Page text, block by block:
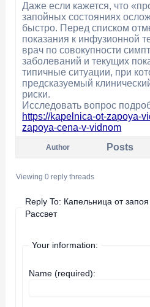
Даже если кажется, что
запойных состояниях
быстро. Перед списком
показания к инфузионной
врач по совокупности
заболеваний и текущих
типичные ситуации, при
предсказуемый
риски.
Исследовать вопрос
https://kapelnica-ot-zapoya-
zapoya-cena-v-vidnom
Author Posts
Viewing 0 reply threads
Reply To: Капельница от
Рассвет
Your information:
Name (required):